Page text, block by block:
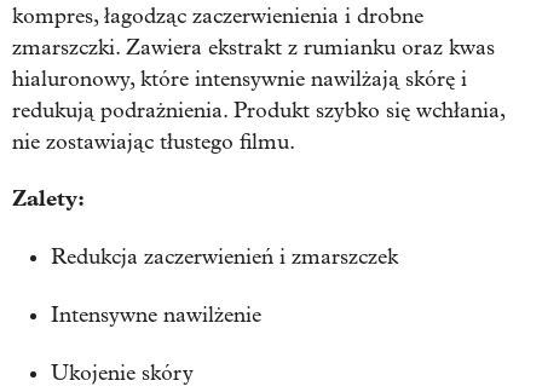
kompres, łagodząc zaczerwienienia i drobne
zmarszczki. Zawiera ekstrakt z rumianku oraz kwas
hialuronowy, które intensywnie nawilżają skórę i
redukują podrażnienia. Produkt szybko się wchłania,
nie zostawiając tłustego filmu.
Zalety:
Redukcja zaczerwienień i zmarszczek
Intensywne nawilżenie
Ukojenie skóry